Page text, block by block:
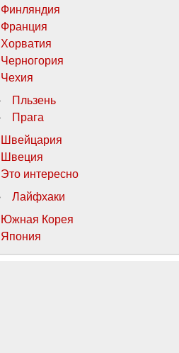
Финляндия
Франция
Хорватия
Черногория
Чехия
Пльзень
Прага
Швейцария
Швеция
Это интересно
Лайфхаки
Южная Корея
Япония